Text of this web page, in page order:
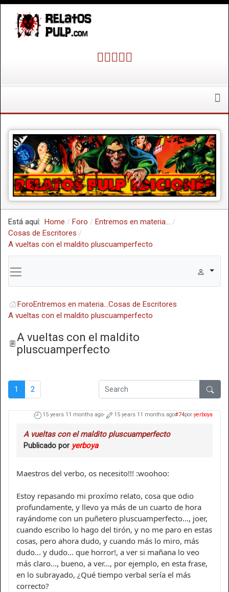
Está aquí: Home Foro
Entremos en materia...
Cosas de Escritores
A vueltas con el maldito pluscuamperfecto
ForoEntremos en materia...Cosas de Escritores
A vueltas con el maldito pluscuamperfecto
A vueltas con el maldito
pluscuamperfecto
1 2
15 years 11 months ago- 15 years 11 months ago#74por yerboya
A vueltas con el maldito pluscuamperfecto
Publicado por yerboya
Maestros del verbo, os necesito!!! :woohoo:
Estoy repasando mi proxímo relato, cosa que odio
profundamente, y llevo ya más de un cuarto de hora
rayándome con un puñetero pluscuamperfecto..., joer,
cuando escribo lo hago del tirón, y no me paro en estas
cosas, pero ahora dudo, y cuando más lo miro, más
dudo... y dudo... que horror!, a ver si mañana lo veo
más claro..., bueno, a ver..., por ejemplo, en esta frase,
en lo subrayado, ¿Qué tiempo verbal sería el más
correcto?